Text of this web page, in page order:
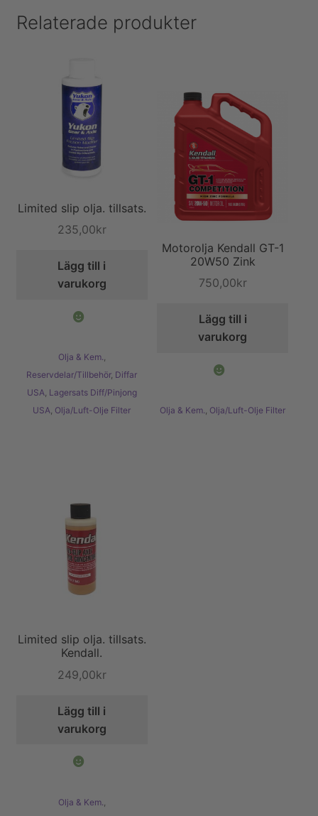
Relaterade produkter
Limited slip olja. tillsats.
235,00kr
Lägg till i
varukorg
Olja & Kem.,
Reservdelar/Tillbehör, Diffar
USA, Lagersats Diff/Pinjong
USA, Olja/Luft-Olje Filter
Motorolja Kendall GT-1
20W50 Zink
750,00kr
Lägg till i
varukorg
Olja & Kem., Olja/Luft-Olje Filter
Limited slip olja. tillsats.
Kendall.
249,00kr
Lägg till i
varukorg
Olja & Kem.